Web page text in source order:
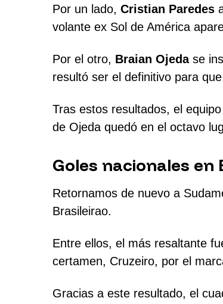
Por un lado, Cristian Paredes
volante ex Sol de América
Por el otro, Braian Ojedase
resultó ser el definitivo para
Tras estos resultados, el
de Ojeda quedó en el octavo
Goles nacionales en
Retornamos de nuevo a
Brasileirao.
Entre ellos, el más resaltante
certamen, Cruzeiro, por el
Gracias a este resultado, el